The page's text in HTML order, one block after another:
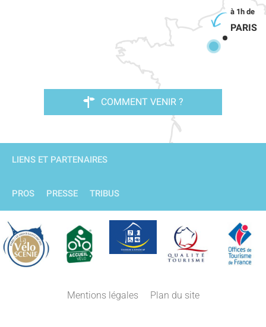
PARIS
COMMENT VENIR ?
LIENS ET PARTENAIRES
PROS PRESSE TRIBUS
Mentions légales Plan du site